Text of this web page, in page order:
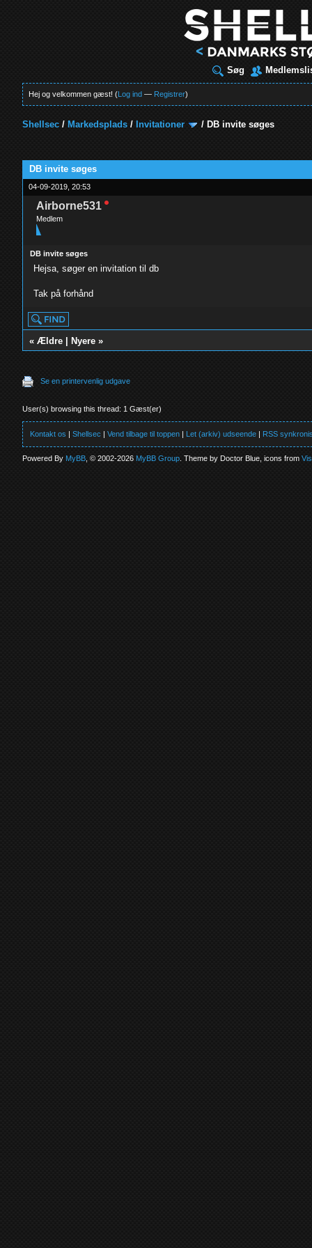
Søg
Hej og velkommen gæst! (Log ind — Registrer)
Shellsec / Markedsplads / Invitationer / DB invite søges
DB invite søges
04-09-2019, 20:53
Airborne531
Medlem
DB invite søges
Hejsa, søger en invitation til db
Tak på forhånd
«Ældre Nyere »
Se en printervenlig udgave
User(s) browsing this thread: 1 Gæst(er)
Kontakt os |Shellsec |Vend tilbage til toppen | Let (arkiv) udseende | RSS
Powered ByMyBB , © 2002-2026MyBB Group . Theme by Doctor Blue, icons from